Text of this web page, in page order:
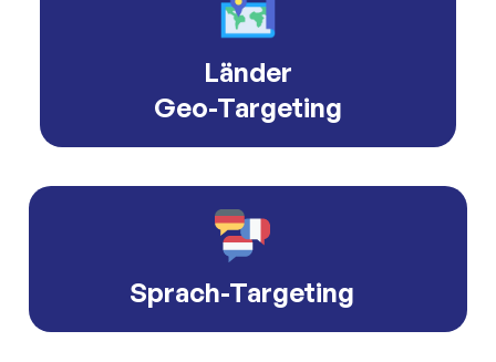
Länder
Geo-Targeting
Sprach-Targeting